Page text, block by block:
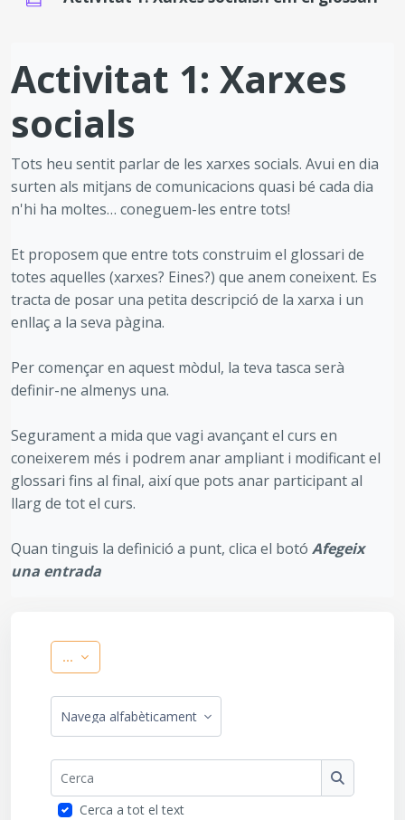
Activitat 1: Xarxes
socials
Tots heu sentit parlar de les xarxes socials. Avui en dia
surten als mitjans de comunicacions quasi bé cada dia
n'hi ha moltes… coneguem-les entre tots!
Et proposem que entre tots construim el glossari de
totes aquelles (xarxes? Eines?) que anem coneixent. Es
tracta de posar una petita descripció de la xarxa i un
enllaç a la seva pàgina.
Per començar en aquest mòdul, la teva tasca serà
definir-ne almenys una.
Segurament a mida que vagi avançant el curs en
coneixerem més i podrem anar ampliant i modificant el
glossari fins al final, així que pots anar participant al
llarg de tot el curs.
Quan tinguis la definició a punt, clica el botó Afegeix
una entrada
... Exporta les entrades
Navegueu pel glossari utilitzant aquest índex
Cerca
Cerca a tot el text